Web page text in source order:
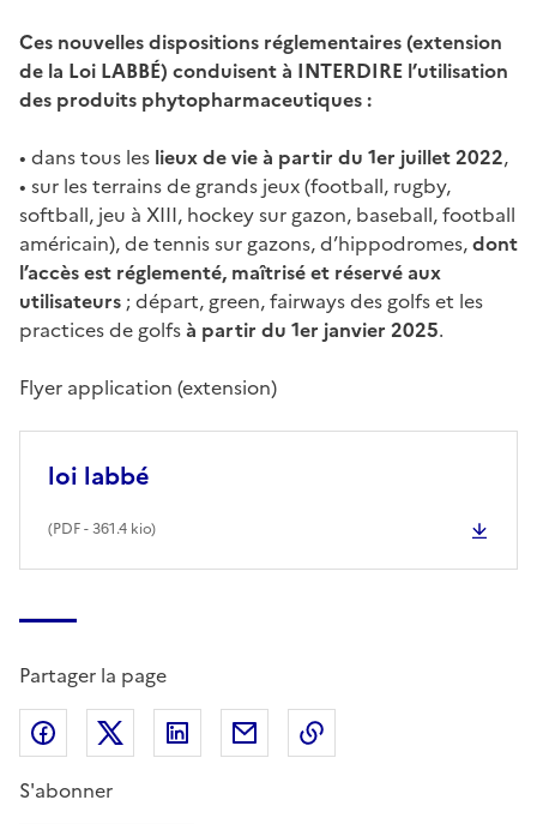
Ces nouvelles dispositions réglementaires (extension
de la Loi LABBÉ) conduisent à INTERDIRE l’utilisation
des produits phytopharmaceutiques :
• dans tous les lieux de vie à partir du 1er juillet 2022,
• sur les terrains de grands jeux (football, rugby,
softball, jeu à XIII, hockey sur gazon, baseball, football
américain), de tennis sur gazons, d’hippodromes,dont
l’accès est réglementé, maîtrisé et réservé aux
utilisateurs ; départ, green, fairways des golfs et les
practices de golfsà partir du 1er janvier 2025.
Flyer application (extension)
loi labbé
(PDF- 361.4 kio)
Partager la page
Partager sur Facebook
Partager sur X (anciennement Twitter)
Partager sur LinkedIn
Partager par email
S'abonner